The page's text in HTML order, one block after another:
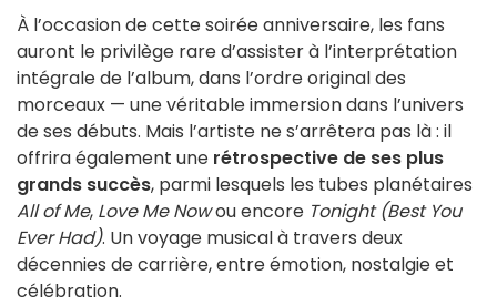
À l’occasion de cette soirée anniversaire, les fans
auront le privilège rare d’assister à l’interprétation
intégrale de l’album, dans l’ordre original des
morceaux — une véritable immersion dans l’univers
de ses débuts. Mais l’artiste ne s’arrêtera pas là : il
offrira également une rétrospective de ses plus
grands succès, parmi lesquels les tubes planétaires
All of Me, Love Me Nowou encore Tonight (Best You
Ever Had). Un voyage musical à travers deux
décennies de carrière, entre émotion, nostalgie et
célébration.